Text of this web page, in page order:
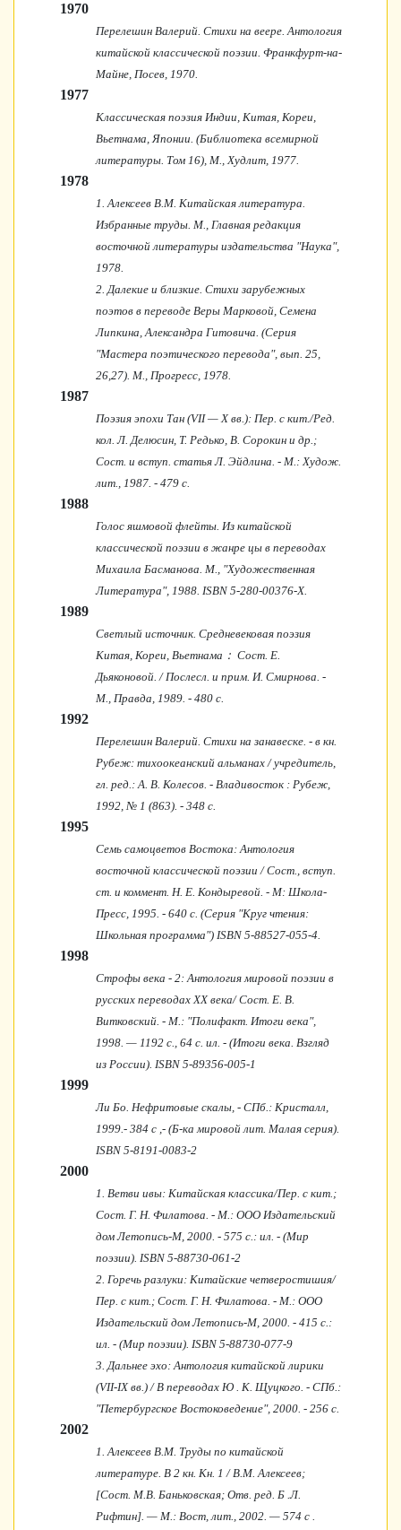
1970
Перелешин Валерий. Стихи на веере. Антология
китайской классической поэзии. Франкфурт-на-
Майне, Посев, 1970.
1977
Классическая поэзия Индии, Китая, Кореи,
Вьетнама, Японии. (Библиотека всемирной
литературы. Том 16), М., Худлит, 1977.
1978
1. Алексеев В.М. Китайская литература.
Избранные труды. М., Главная редакция
восточной литературы издательства "Наука",
1978.
2. Далекие и близкие. Стихи зарубежных
поэтов в переводе Веры Марковой, Семена
Липкина, Александра Гитовича. (Серия
"Мастера поэтического перевода", вып. 25,
26,27). М., Прогресс, 1978.
1987
Поэзия эпохи Тан (VII — X вв.): Пер. с кит./Ред.
кол. Л. Делюсин, Т. Редько, В. Сорокин и др.;
Сост. и вступ. статья Л. Эйдлина. - М.: Худож.
лит., 1987. - 479 с.
1988
Голос яшмовой флейты. Из китайской
классической поэзии в жанре цы в переводах
Михаила Басманова. М., "Художественная
Литература", 1988. ISBN 5-280-00376-X.
1989
Светлый источник. Средневековая поэзия
Kитая, Кореи, Вьетнама： Сост. Е.
Дьяконовой. / Послесл. и прим. И. Смирнова. -
М., Правда, 1989. - 480 с.
1992
Перелешин Валерий. Стихи на занавеске. - в кн.
Рубеж: тихоокеанский альманах / учредитель,
гл. ред.: А. В. Колесов. - Владивосток : Рубеж,
1992, № 1 (863). - 348 с.
1995
Семь самоцветов Востока: Антология
восточной классической поэзии / Сост., вступ.
ст. и коммент. Н. Е. Кондыревой. - М: Школа-
Пресс, 1995. - 640 с. (Серия "Круг чтения:
Школьная програм­ма") ISBN 5-88527-055-4.
1998
Строфы века - 2: Антология мировой поэзии в
русских переводах XX века/ Сост. Е. В.
Витковский. - М.: "Полифакт. Итоги века",
1998. — 1192 с., 64 с. ил. - (Итоги века. Взгляд
из России). ISBN 5-89356-005-1
1999
Ли Бо. Нефритовые скалы, - СПб.: Кристалл,
1999.- 384 с ,- (Б-ка мировой лит. Малая серия).
ISBN 5-8191-0083-2
2000
1. Ветви ивы: Китайская классика/Пер. с кит.;
Сост. Г. Н. Филатова. - М.: ООО Издательский
дом Летопись-М, 2000. - 575 с.: ил. - (Мир
поэзии). ISBN 5-88730-061-2
2. Горечь разлуки: Китайские четверостишия/
Пер. с кит.; Сост. Г. Н. Филатова. - М.: ООО
Издательский дом Летопись-М, 2000. - 415 с.:
ил. - (Мир поэзии). ISBN 5-88730-077-9
3. Дальнее эхо: Антология китайской лирики
(VII-IX вв.) / В переводах Ю . К. Щуцкого. - СПб.:
"Петербургское Востоковедение", 2000. - 256 с.
2002
1. Алексеев В.М. Труды по китайской
литературе. В 2 кн. Кн. 1 / В.М. Алексеев;
[Сост. М.В. Баньковская; Отв. ред. Б .Л.
Рифтин]. — М.: Вост, лит., 2002. — 574 с .